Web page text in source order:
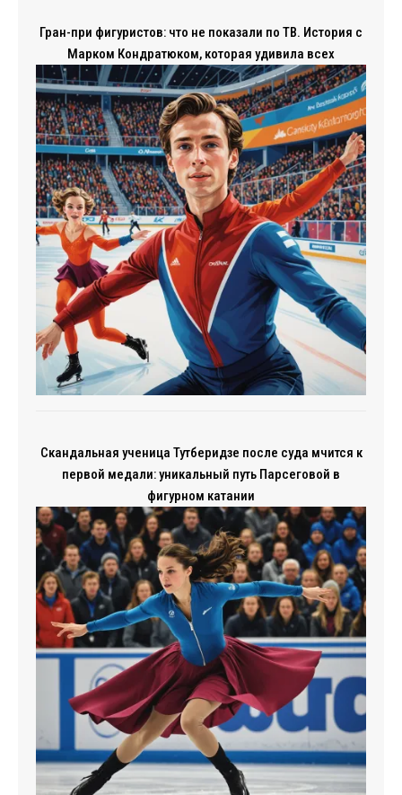
Гран-при фигуристов: что не показали по ТВ. История с
Марком Кондратюком, которая удивила всех
Скандальная ученица Тутберидзе после суда мчится к
первой медали: уникальный путь Парсеговой в
фигурном катании